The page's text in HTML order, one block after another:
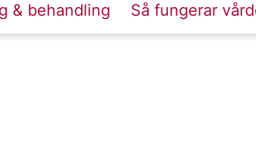
& behandling Så fungerar